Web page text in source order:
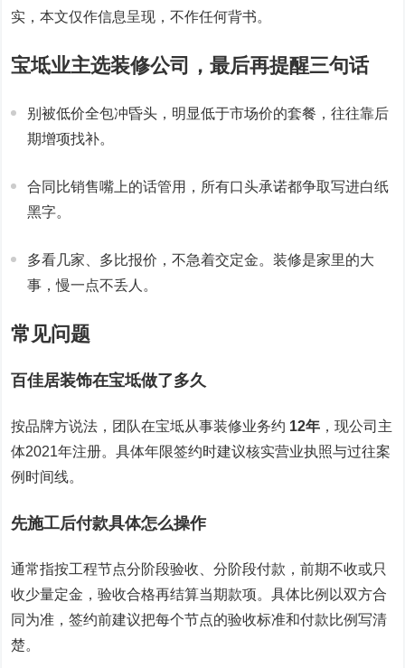
实，本文仅作信息呈现，不作任何背书。
宝坻业主选装修公司，最后再提醒三句话
别被低价全包冲昏头，明显低于市场价的套餐，往往靠后
期增项找补。
合同比销售嘴上的话管用，所有口头承诺都争取写进白纸
黑字。
多看几家、多比报价，不急着交定金。装修是家里的大
事，慢一点不丢人。
常见问题
百佳居装饰在宝坻做了多久
按品牌方说法，团队在宝坻从事装修业务约 12年 ，现公司主
体2021年注册。具体年限签约时建议核实营业执照与过往案
例时间线。
先施工后付款具体怎么操作
通常指按工程节点分阶段验收、分阶段付款，前期不收或只
收少量定金，验收合格再结算当期款项。具体比例以双方合
同为准，签约前建议把每个节点的验收标准和付款比例写清
楚。